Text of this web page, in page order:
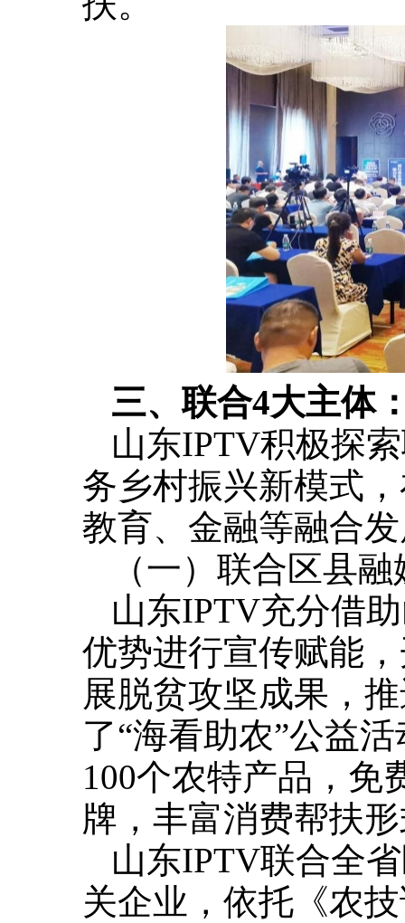
三、联合4大主体
山东IPTV积极探
务乡村振兴新模式
教育、金融等融合
（一）联合区县
山东IPTV充分借
优势进行宣传赋能
展脱贫攻坚成果，
了“海看助农”公益
100个农特产品，免
牌，丰富消费帮扶
山东IPTV联合全
关企业，依托《农